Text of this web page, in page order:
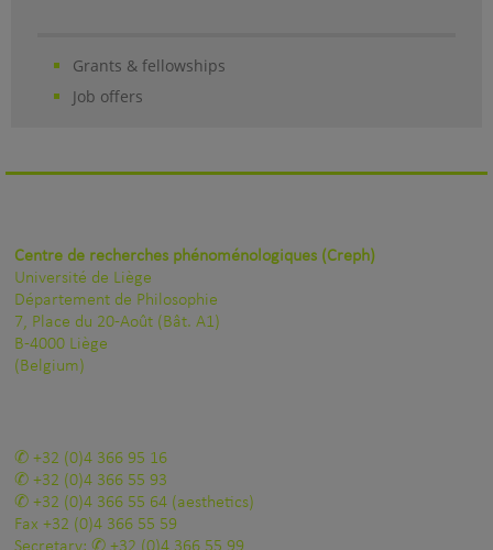
Grants & fellowships
Job offers
Centre de recherches phénoménologiques (Creph)
Université de Liège
Département de Philosophie
7, Place du 20-Août (Bât. A1)
B-4000 Liège
(Belgium)
+32 (0)4 366 95 16
+32 (0)4 366 55 93
+32 (0)4 366 55 64 (aesthetics)
Fax +32 (0)4 366 55 59